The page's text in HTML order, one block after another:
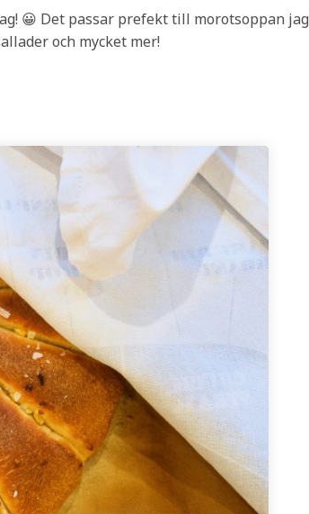
😀 Det passar prefekt till morotsoppan jag
och mycket mer!